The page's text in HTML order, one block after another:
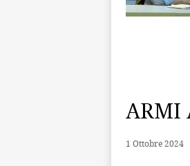
ARMI
1 Ottobre 2024